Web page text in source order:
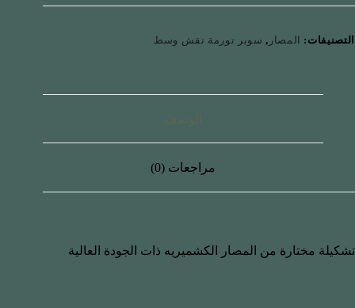
التصنيفات: المصار , سوبر تورمة نقش وسط
مراجعات (0)
تشكيلة مختارة من المصار الكشميريه ذات الجودة العالية